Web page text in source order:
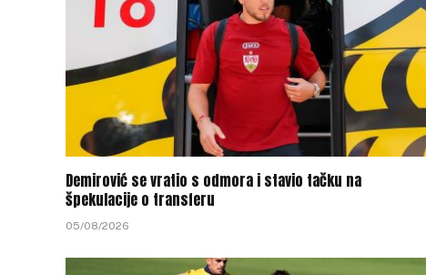
Demirović se vratio s odmora i stavio tačku na
špekulacije o transferu
05/08/2026